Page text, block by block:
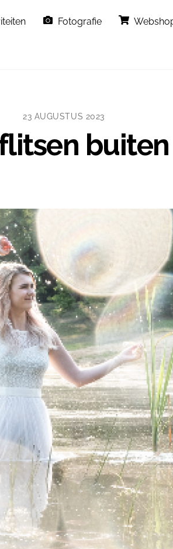
Fotografie
23 AUGUSTUS 2023
To